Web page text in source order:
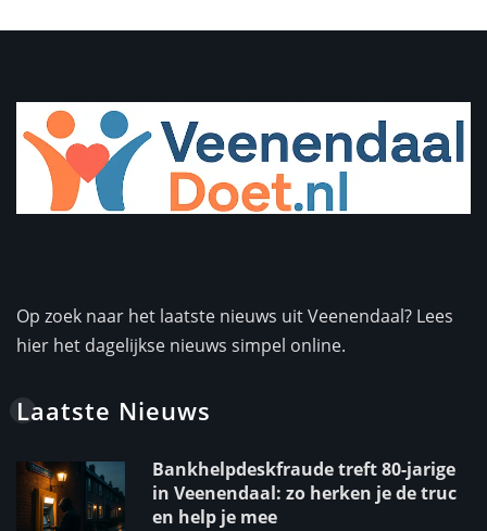
Op zoek naar het laatste nieuws uit Veenendaal? Lees
hier het dagelijkse nieuws simpel online.
Laatste Nieuws
Bankhelpdeskfraude treft 80-jarige
in Veenendaal: zo herken je de truc
en help je mee